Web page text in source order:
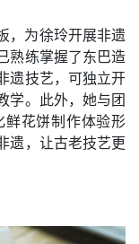
，为徐玲开展非遗
熟练掌握了东巴造
遗技艺，可独立开
学。此外，她与团
鲜花饼制作体验形
遗，让古老技艺更